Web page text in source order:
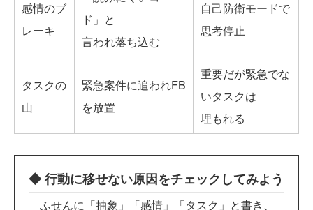
感情のブ
レーキ
ド」と
言われ落ち込む
自己防衛モードで
思考停止
タスクの
山
緊急案件に追われFB
を放置
重要だが緊急でな
いタスクは
埋もれる
◆ 行動に移せない原因をチェックしてみよう
ふせんに「抽象」「感情」「タスク」と書き、